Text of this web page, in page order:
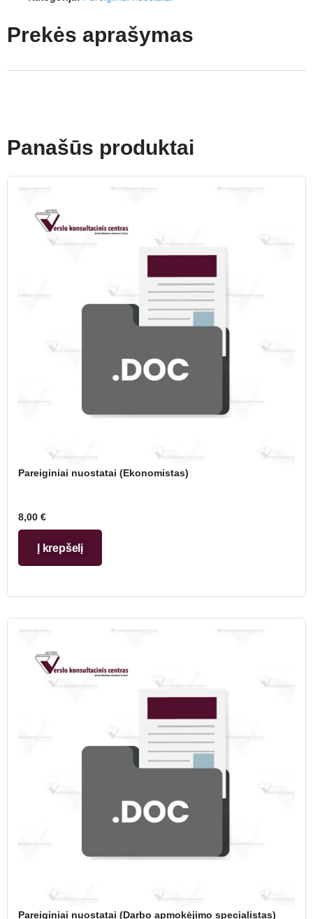
Prekės aprašymas
Panašūs produktai
Pareiginiai nuostatai (Ekonomistas)
8,00 €
Į krepšelį
Pareiginiai nuostatai (Darbo apmokėjimo specialistas)